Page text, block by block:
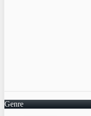
Genre